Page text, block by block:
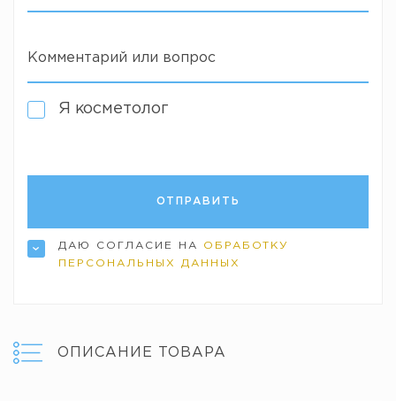
Комментарий или вопрос
Я косметолог
ДАЮ СОГЛАСИЕ НА ОБРАБОТКУ
ПЕРСОНАЛЬНЫХ ДАННЫХ
ОПИСАНИЕ ТОВАРА